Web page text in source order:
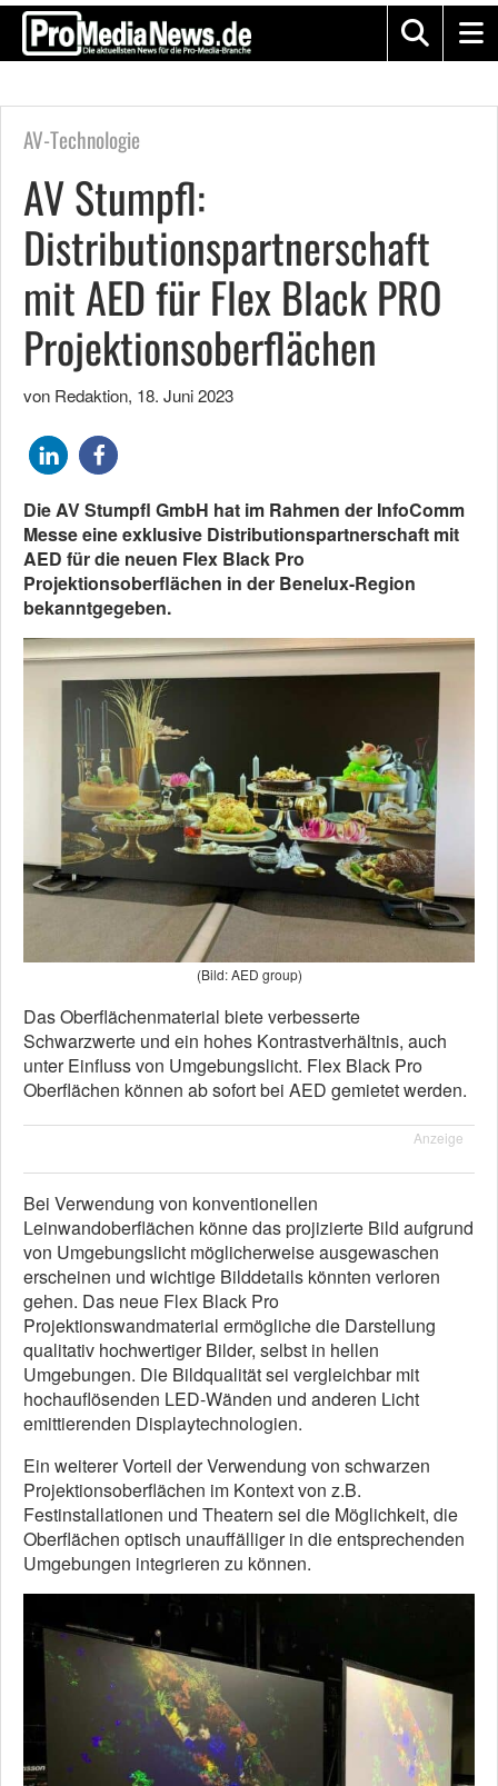
AV-Technologie
AV Stumpfl:
Distributionspartnerschaft
mit AED für Flex Black PRO
Projektionsoberflächen
von Redaktion, 18. Juni 2023
Die AV Stumpfl GmbH hat im Rahmen der InfoComm
Messe eine exklusive Distributionspartnerschaft mit
AED für die neuen Flex Black Pro
Projektionsoberflächen in der Benelux-Region
bekanntgegeben.
(Bild: AED group)
Das Oberflächenmaterial biete verbesserte
Schwarzwerte und ein hohes Kontrastverhältnis, auch
unter Einfluss von Umgebungslicht. Flex Black Pro
Oberflächen können ab sofort bei AED gemietet werden.
Anzeige
Bei Verwendung von konventionellen
Leinwandoberflächen könne das projizierte Bild aufgrund
von Umgebungslicht möglicherweise ausgewaschen
erscheinen und wichtige Bilddetails könnten verloren
gehen. Das neue Flex Black Pro
Projektionswandmaterial ermögliche die Darstellung
qualitativ hochwertiger Bilder, selbst in hellen
Umgebungen. Die Bildqualität sei vergleichbar mit
hochauflösenden LED-Wänden und anderen Licht
emittierenden Displaytechnologien.
Ein weiterer Vorteil der Verwendung von schwarzen
Projektionsoberflächen im Kontext von z.B.
Festinstallationen und Theatern sei die Möglichkeit, die
Oberflächen optisch unauffälliger in die entsprechenden
Umgebungen integrieren zu können.